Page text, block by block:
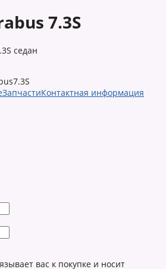
7.3S
ЗапчастиКонтактная информация
вас к покупке и носит